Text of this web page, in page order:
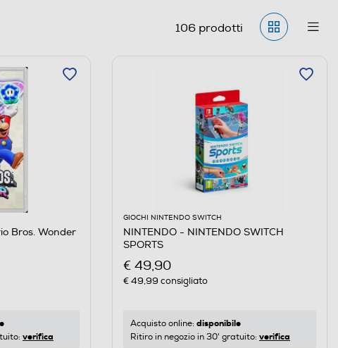
106prodotti
Bros. Wonder
verifica
GIOCHI NINTENDO SWITCH
NINTENDO - NINTENDO SWITCH
SPORTS
€ 49,90
€ 49,99 consigliato
Acquisto online: disponibile
Ritiro in negozio in 30' gratuito: verifica